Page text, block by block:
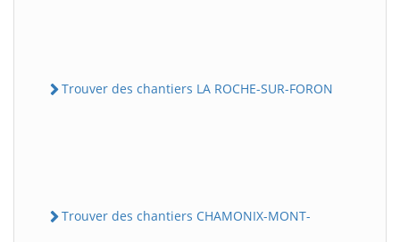
Trouver des chantiers LA ROCHE-SUR-FORON
Trouver des chantiers CHAMONIX-MONT-